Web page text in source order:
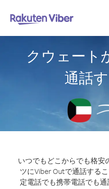
クウェート
通話
いつでもどこからでも格安
ツにViber Outで通話するこ
定電話でも携帯電話でも